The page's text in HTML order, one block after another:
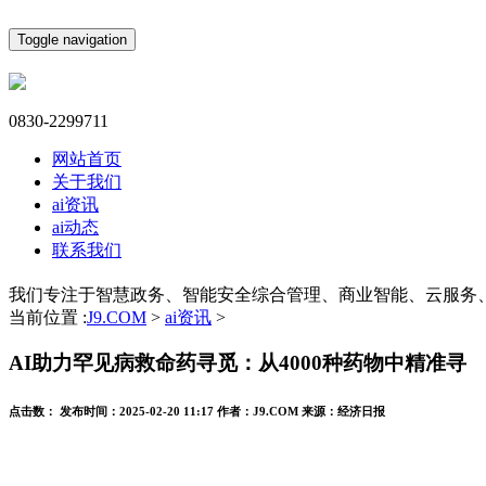
Toggle navigation
0830-2299711
网站首页
关于我们
ai资讯
ai动态
联系我们
我们专注于智慧政务、智能安全综合管理、商业智能、云服务
当前位置 :J9.COM > ai资讯 >
AI助力罕见病救命药寻觅：从4000种药物中精准寻
点击数： 发布时间： 2025-02-20 11:17 作者： J9.COM 来源： 经济日报